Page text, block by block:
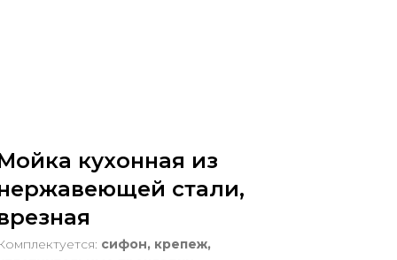
кухонная из
стали,
сифон, крепеж,